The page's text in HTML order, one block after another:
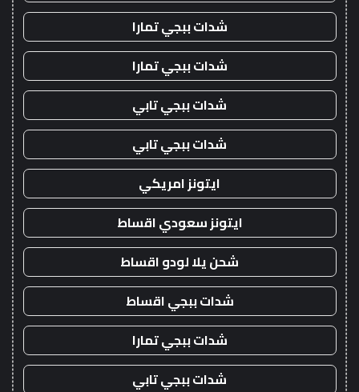
شدات ببجي تمارا
شدات ببجي تمارا
شدات ببجي تابي
شدات ببجي تابي
ايتونز امريكي
ايتونز سعودي اقساط
شحن يلا لودو اقساط
شدات ببجي اقساط
شدات ببجي تمارا
شدات ببجي تابي